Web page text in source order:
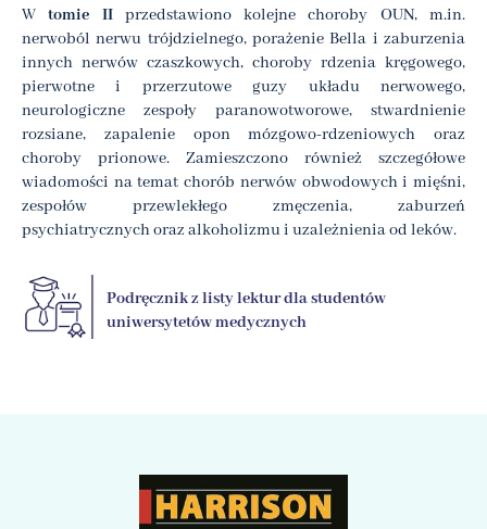
Wtomie IIprzedstawiono kolejne choroby OUN, m.in.
nerwoból nerwu trójdzielnego, porażenie Bella i zaburzenia
innych nerwów czaszkowych, choroby rdzenia kręgowego,
pierwotne i przerzutowe guzy układu nerwowego,
neurologiczne zespoły paranowotworowe, stwardnienie
rozsiane, zapalenie opon mózgowo-rdzeniowych oraz
choroby prionowe. Zamieszczono również szczegółowe
wiadomości na temat chorób nerwów obwodowych i mięśni,
zespołów przewlekłego zmęczenia, zaburzeń
psychiatrycznych oraz alkoholizmu i uzależnienia od leków.
Podręcznik z listy lektur dla studentów
uniwersytetów medycznych